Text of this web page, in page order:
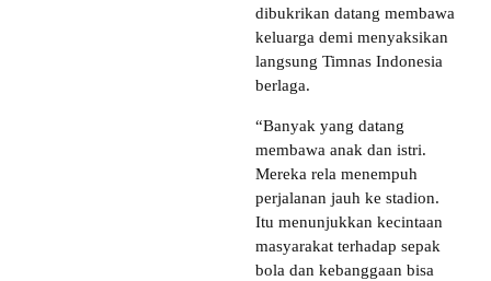
dibukrikan datang membawa
keluarga demi menyaksikan
langsung Timnas Indonesia
berlaga.
“Banyak yang datang
membawa anak dan istri.
Mereka rela menempuh
perjalanan jauh ke stadion.
Itu menunjukkan kecintaan
masyarakat terhadap sepak
bola dan kebanggaan bisa